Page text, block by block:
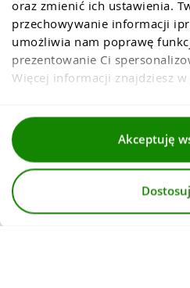
oraz zmienić ich ustawienia.
przechowywanie informacji
umożliwia nam poprawę
prezentowanie Ci
Więcej informacji znajdziesz w
Akceptuję
Dostosuj
Dla